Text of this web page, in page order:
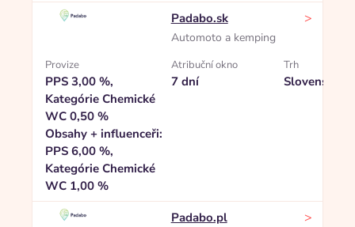
Padabo.sk
Automoto a kemping
>
Provize
PPS 3,00 %,
Kategórie Chemické
WC 0,50 %
Obsahy + influenceři:
PPS 6,00 %,
Kategórie Chemické
WC 1,00 %
Atribuční okno
7 dní
Trh
Slovensko
Padabo.pl >